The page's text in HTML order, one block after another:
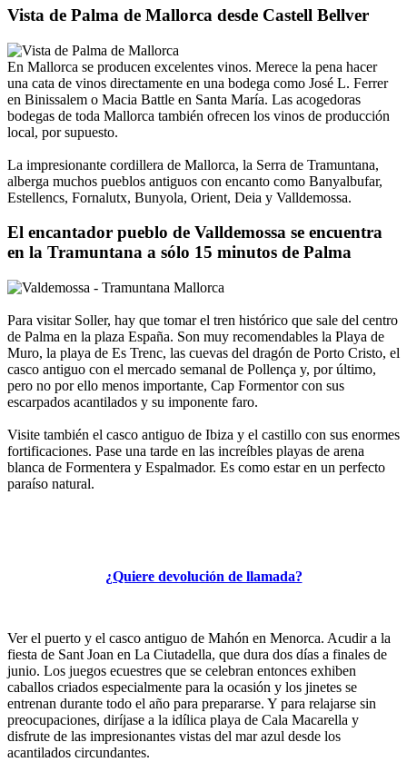
Vista de Palma de Mallorca desde Castell Bellver
En Mallorca se producen excelentes vinos. Merece la pena hacer
una cata de vinos directamente en una bodega como José L. Ferrer
en Binissalem o Macia Battle en Santa María. Las acogedoras
bodegas de toda Mallorca también ofrecen los vinos de producción
local, por supuesto.
La impresionante cordillera de Mallorca, la Serra de Tramuntana,
alberga muchos pueblos antiguos con encanto como Banyalbufar,
Estellencs, Fornalutx, Bunyola, Orient, Deia y Valldemossa.
El encantador pueblo de Valldemossa se encuentra
en la Tramuntana a sólo 15 minutos de Palma
Para visitar Soller, hay que tomar el tren histórico que sale del centro
de Palma en la plaza España. Son muy recomendables la Playa de
Muro, la playa de Es Trenc, las cuevas del dragón de Porto Cristo, el
casco antiguo con el mercado semanal de Pollença y, por último,
pero no por ello menos importante, Cap Formentor con sus
escarpados acantilados y su imponente faro.
Visite también el casco antiguo de Ibiza y el castillo con sus enormes
fortificaciones. Pase una tarde en las increíbles playas de arena
blanca de Formentera y Espalmador. Es como estar en un perfecto
paraíso natural.
¿Quiere devolución de llamada?
Ver el puerto y el casco antiguo de Mahón en Menorca. Acudir a la
fiesta de Sant Joan en La Ciutadella, que dura dos días a finales de
junio. Los juegos ecuestres que se celebran entonces exhiben
caballos criados especialmente para la ocasión y los jinetes se
entrenan durante todo el año para prepararse. Y para relajarse sin
preocupaciones, diríjase a la idílica playa de Cala Macarella y
disfrute de las impresionantes vistas del mar azul desde los
acantilados circundantes.